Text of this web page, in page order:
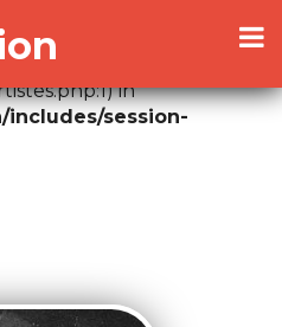
information - headers
at
in
session-